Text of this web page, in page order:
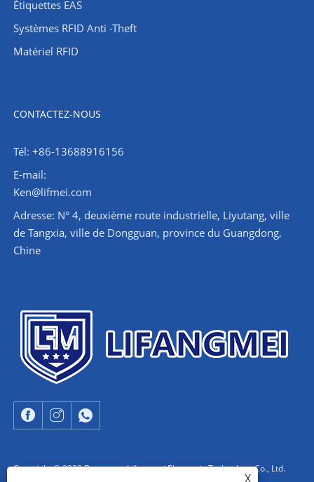
Étiquettes EAS
Systèmes RFID Anti -Theft
Matériel RFID
CONTACTEZ-NOUS
Tél: +86-13688916156
E-mail:
Ken@lifmei.com
Adresse: N° 4, deuxième route industrielle, Liyutang, ville
de Tangxia, ville de Dongguan, province du Guangdong,
Chine
Copyright © 2023 Dongguan Lifangmei Electronic Technology Co., Ltd.
X